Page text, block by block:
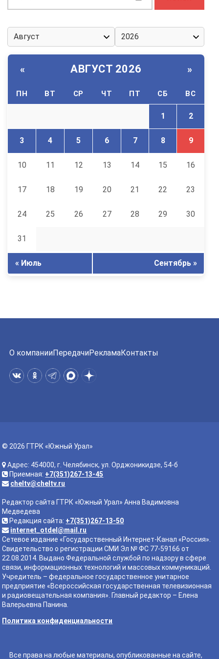
« АВГУСТ 2026 »
ПН ВТ СР ЧТ ПТ СБ ВС
1 2
3 4 5 6 7 8 9
10 11 12 13 14 15 16
17 18 19 20 21 22 23
24 25 26 27 28 29 30
31
« Июль Сентябрь »
О компанииПередачиРекламаКонтакты
© 2026 ГТРК «Южный Урал»
Адрес: 454000, г. Челябинск, ул. Орджоникидзе, 54-б
Приемная: +7(351)267-13-45
cheltv@cheltv.ru
Редактор сайта ГТРК «Южный Урал» Анна Вадимовна
Медведева
Редакция сайта: +7(351)267-13-50
internet_otdel@mail.ru
Сетевое издание «Государственный Интернет-Канал «Россия».
Свидетельство о регистрации СМИ Эл № ФС 77-59166 от
22.08.2014. Выдано Федеральной службой по надзору в сфере
связи, информационных технологий и массовых коммуникаций.
Учредитель – федеральное государственное унитарное
предприятие «Всероссийская государственная телевизионная
и радиовещательная компания». Главный редактор – Елена
Валерьевна Панина.
Политика конфиденциальности
Все права на любые материалы, опубликованные на сайте,